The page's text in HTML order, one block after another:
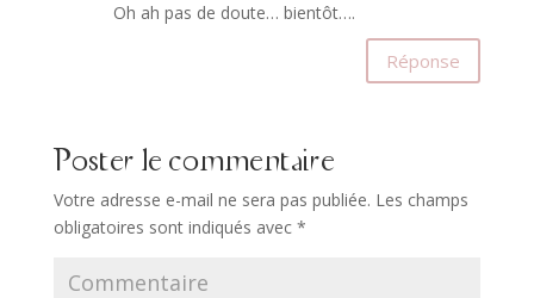
Oh ah pas de doute… bientôt….
Réponse
Poster le commentaire
Votre adresse e-mail ne sera pas publiée. Les champs
obligatoires sont indiqués avec *